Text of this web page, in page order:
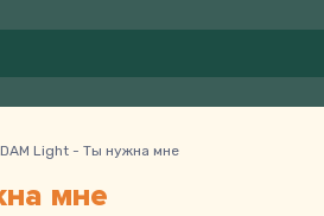
Light - Ты нужна мне
мне